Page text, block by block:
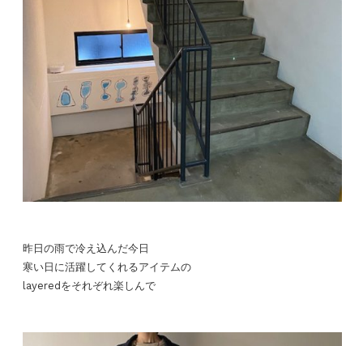
昨日の雨で冷え込んだ今日
寒い日に活躍してくれるアイテムの
layeredをそれぞれ楽しんで